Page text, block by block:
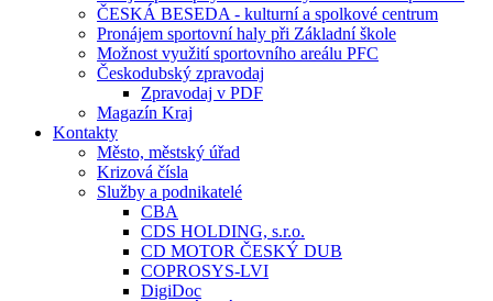
ČESKÁ BESEDA - kulturní a spolkové centrum
Pronájem sportovní haly při Základní škole
Možnost využití sportovního areálu PFC
Českodubský zpravodaj
Zpravodaj v PDF
Magazín Kraj
Kontakty
Město, městský úřad
Krizová čísla
Služby a podnikatelé
CBA
CDS HOLDING, s.r.o.
CD MOTOR ČESKÝ DUB
COPROSYS-LVI
DigiDoc